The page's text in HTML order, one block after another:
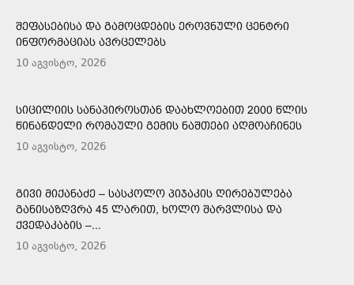
ᲨᲔᲤᲐᲡᲔᲑᲘᲡᲐ ᲓᲐ ᲒᲐᲛᲝᲪᲓᲔᲑᲘᲡ ᲔᲠᲝᲕᲜᲣᲚᲘ ᲪᲔᲜᲢᲠᲘ
ᲘᲜᲤᲝᲠᲛᲐᲪᲘᲐᲡ ᲐᲕᲠᲪᲔᲚᲔᲑᲡ
10 აგვისტო, 2026
ᲡᲘᲪᲘᲚᲘᲘᲡ ᲡᲐᲜᲐᲞᲘᲠᲝᲡᲗᲐᲜ ᲓᲐᲐᲮᲚᲝᲔᲑᲘᲗ 2000 ᲬᲚᲘᲡ
ᲬᲘᲜᲐᲜᲓᲔᲚᲘ ᲠᲝᲛᲐᲣᲚᲘ ᲒᲔᲛᲘᲡ ᲜᲐᲨᲗᲔᲑᲘ ᲐᲦᲛᲝᲐᲩᲘᲜᲔᲡ
10 აგვისტო, 2026
ᲒᲘᲕᲘ ᲛᲘᲥᲐᲜᲐᲫᲔ – ᲡᲐᲡᲙᲝᲚᲝ ᲞᲘᲯᲐᲙᲘᲡ ᲦᲘᲠᲔᲑᲣᲚᲔᲑᲐ
ᲒᲐᲜᲘᲡᲐᲖᲦᲕᲠᲐ 45 ᲚᲐᲠᲘᲗ, ᲮᲝᲚᲝ ᲨᲐᲠᲕᲚᲘᲡᲐ ᲓᲐ
ᲥᲕᲔᲓᲐᲙᲐᲑᲘᲡ –...
10 აგვისტო, 2026